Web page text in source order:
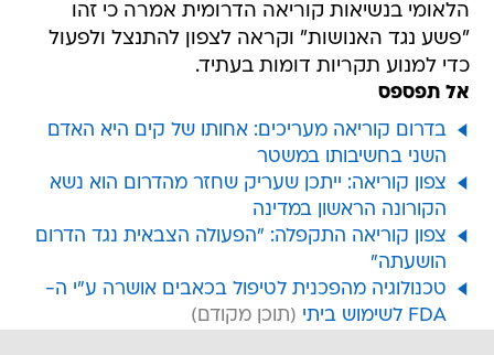
הלאומי בנשיאות קוריאה הדרומית אמרה כי זהו
"פשע נגד האנושות" וקראה לצפון להתנצל ולפעול
כדי למנוע תקריות דומות בעתיד.
אל תפספס
בדרום קוריאה מעריכים: אחותו של קים היא האדם
השני בחשיבותו במשטר
צפון קוריאה: ייתכן שעריק שחזר מהדרום הוא נשא
הקורונה הראשון במדינה
צפון קוריאה התקפלה: "הפעולה הצבאית נגד הדרום
הושעתה"
טכנולוגיה מהפכנית לטיפול בכאבים אושרה ע"י ה-
FDA לשימוש ביתי